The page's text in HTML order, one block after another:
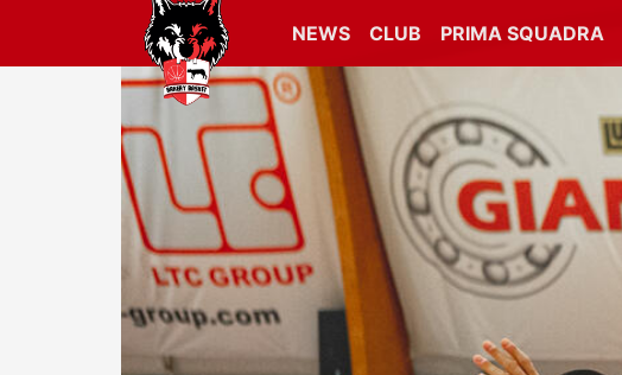
NEWS CLUB PRIMA SQUADRA